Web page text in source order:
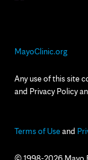
MayoClinic.org
Any use of this site
and Privacy Policy
Terms of Useand